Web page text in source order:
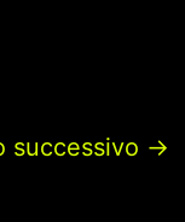
successivo →